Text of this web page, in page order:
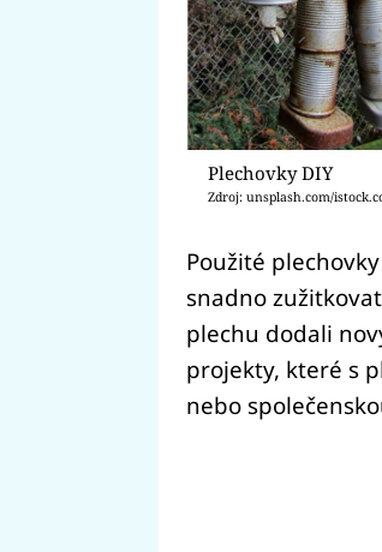
Plechovky DIY
Zdroj: unsplash.com/
Použité
snadno
plechu dodali
projekty, které s
nebo